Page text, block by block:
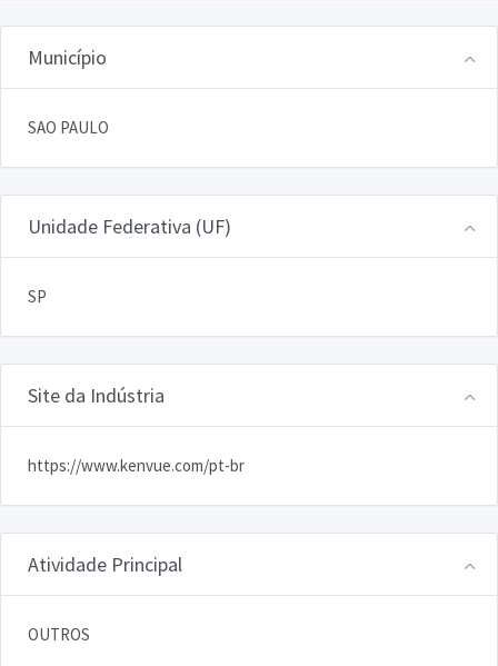
Município
SAO PAULO
Unidade Federativa (UF)
SP
Site da Indústria
https://www.kenvue.com/pt-br
Atividade Principal
OUTROS